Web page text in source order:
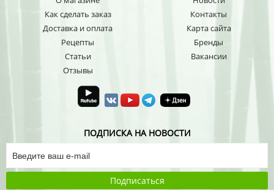
Как сделать заказ
Доставка и оплата
Рецепты
Статьи
Отзывы
Контакты
Карта сайта
Бренды
Вакансии
ПОДПИСКА НА НОВОСТИ
Подписаться